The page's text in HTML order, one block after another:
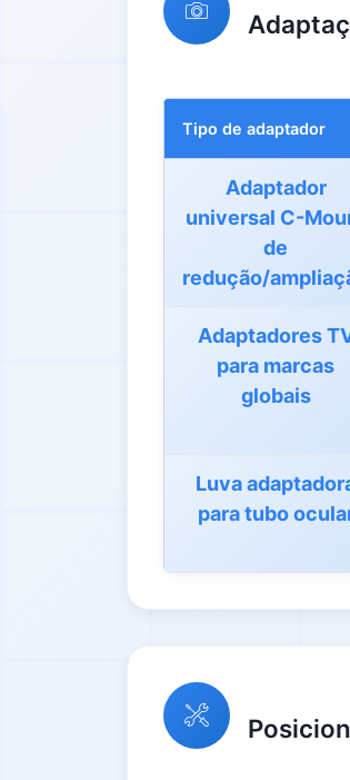
Tipo de adaptador
Adaptador
universal C-
de
redução/
Adaptadores
para marcas
globais
Luva
para tubo